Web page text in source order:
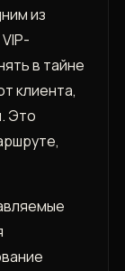
из
в тайне
клиента,
Это